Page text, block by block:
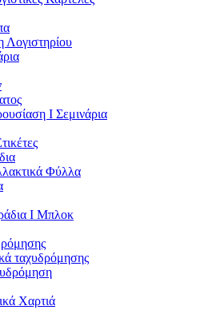
I Σεμινάρια
Φύλλα
I Μπλοκ
ταχυδρόμησης
Χαρτιά